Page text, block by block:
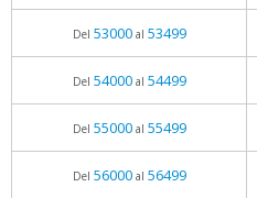
Del 53000al 53499
Del 54000al 54499
Del 55000al 55499
Del 56000al 56499